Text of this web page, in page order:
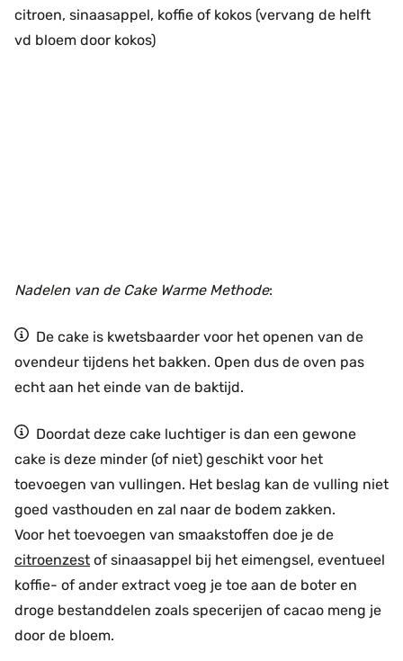
citroen, sinaasappel, koffie of kokos (vervang de helft
vd bloem door kokos)
Nadelen van de Cake Warme Methode:
De cake is kwetsbaarder voor het openen van de
ovendeur tijdens het bakken. Open dus de oven pas
echt aan het einde van de baktijd.
Doordat deze cake luchtiger is dan een gewone
cake is deze minder (of niet) geschikt voor het
toevoegen van vullingen. Het beslag kan de vulling niet
goed vasthouden en zal naar de bodem zakken.
Voor het toevoegen van smaakstoffen doe je de
citroenzest of sinaasappel bij het eimengsel, eventueel
koffie- of ander extract voeg je toe aan de boter en
droge bestanddelen zoals specerijen of cacao meng je
door de bloem.